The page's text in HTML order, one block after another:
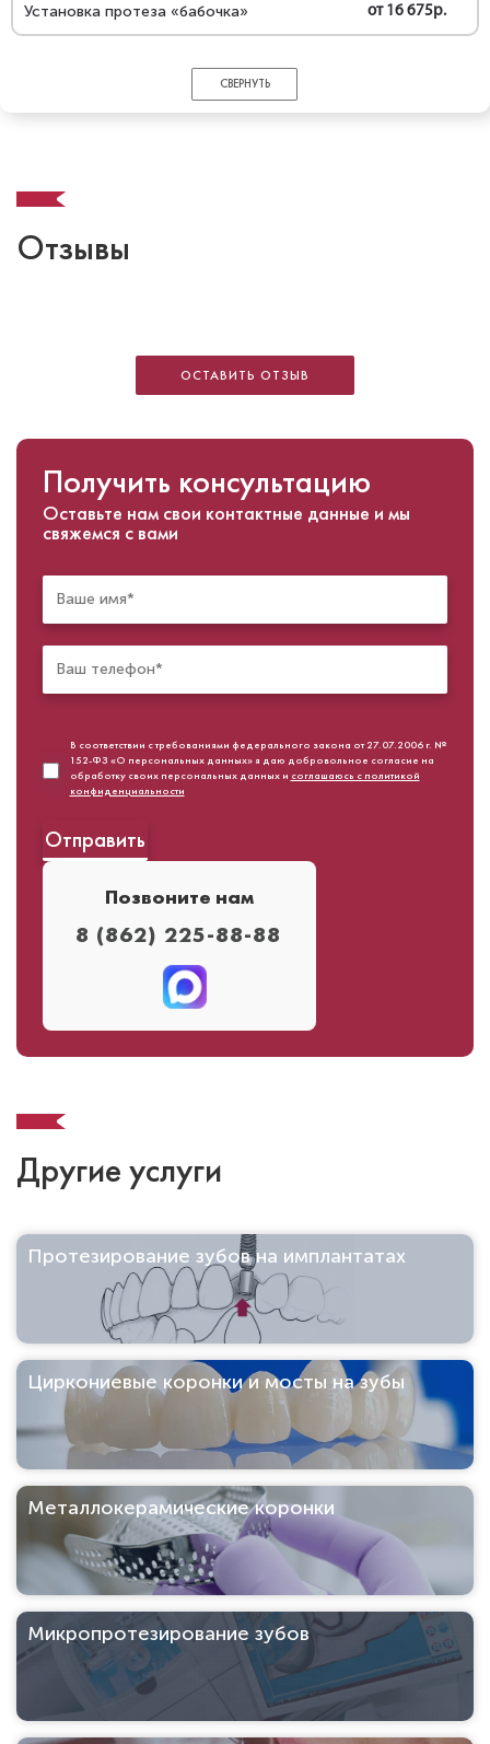
Установка протеза «бабочка» от 16 675р.
СВЕРНУТЬ
Отзывы
ОСТАВИТЬ ОТЗЫВ
Получить консультацию
Оставьте нам свои контактные данные и мы
свяжемся с вами
В соответствии с требованиями федерального закона от 27.07.2006 г. №
152-ФЗ «О персональных данных» я даю добровольное согласие на
обработку своих персональных данных и соглашаюсь с политикой
конфиденциальности
Позвоните нам
8 (862) 225-88-88⁣⁣
Другие услуги
Протезирование зубов на имплантатах
Циркониевые коронки и мосты на зубы
Металлокерамические коронки
Микропротезирование зубов